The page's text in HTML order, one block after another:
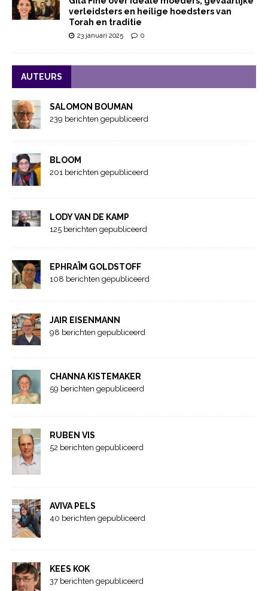
verleidsters en heilige hoedsters van
Torah en traditie
23 januari 2025 0
AUTEURS
SALOMON BOUMAN
239 berichten gepubliceerd
BLOOM
201 berichten gepubliceerd
LODY VAN DE KAMP
125 berichten gepubliceerd
EPHRAÏM GOLDSTOFF
108 berichten gepubliceerd
JAIR EISENMANN
98 berichten gepubliceerd
CHANNA KISTEMAKER
59 berichten gepubliceerd
RUBEN VIS
52 berichten gepubliceerd
AVIVA PELS
40 berichten gepubliceerd
KEES KOK
37 berichten gepubliceerd